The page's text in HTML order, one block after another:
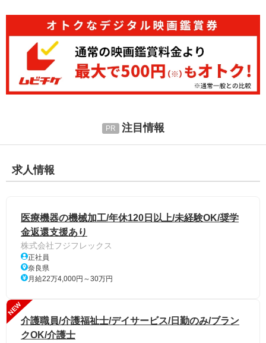
注目情報
求人情報
医療機器の機械加工/年休120日以上/未経験OK/奨学
金返還支援あり
株式会社フジフレックス
正社員
奈良県
月給22万4,000円～30万円
NEW
介護職員/介護福祉士/デイサービス/日勤のみ/ブラン
クOK/介護士